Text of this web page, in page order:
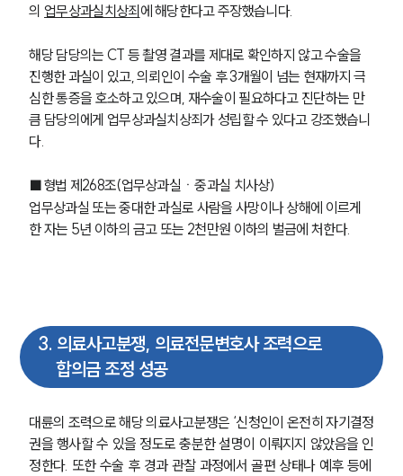
의 업무상과실치상죄에 해당한다고 주장했습니다.
해당 담당의는 CT 등 촬영 결과를 제대로 확인하지 않고 수술을
진행한 과실이 있고, 의뢰인이 수술 후 3개월이 넘는 현재까지 극
심한 통증을 호소하고 있으며, 재수술이 필요하다고 진단하는 만
큼 담당의에게 업무상과실치상죄가 성립할 수 있다고 강조했습니
다.
■형법 제268조(업무상과실ㆍ중과실 치사상)
업무상과실 또는 중대한 과실로 사람을 사망이나 상해에 이르게
한 자는 5년 이하의 금고 또는 2천만원 이하의 벌금에 처한다.
3. 의료사고분쟁, 의료전문변호사 조력으로
합의금 조정 성공
대륜의 조력으로 해당 의료사고분쟁은 ‘신청인이 온전히 자기결정
권을 행사할 수 있을 정도로 충분한 설명이 이뤄지지 않았음을 인
정한다. 또한 수술 후 경과 관찰 과정에서 골편 상태나 예후 등에